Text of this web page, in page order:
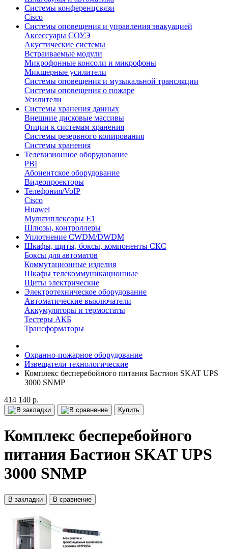
Системы конференцсвязи
Cisco
Системы оповещения и управления эвакуацией
Аксессуары СОУЭ
Акустические системы
Встраиваемые модули
Микрофонные консоли и микрофоны
Микшерные усилители
Системы оповещения и музыкальной трансляции
Системы оповещения о пожаре
Усилители
Системы хранения данных
Внешние дисковые массивы
Опции к системам хранения
Системы резервного копирования
Системы хранения
Телевизионное оборудование
PBI
Абонентское оборудование
Видеопроекторы
Телефония/VoIP
Cisco
Huawei
Мультиплексоры E1
Шлюзы, контроллеры
Уплотнение CWDM/DWDM
Шкафы, щиты, боксы, компоненты СКС
Боксы для автоматов
Коммутационные изделия
Шкафы телекоммуникационные
Щиты электрические
Электротехническое оборудование
Автоматические выключатели
Аккумуляторы и термостаты
Тестеры АКБ
Трансформаторы
Охранно-пожарное оборудование
Извещатели технологические
Комплекс бесперебойного питания Бастион SKAT UPS
3000 SNMP
414 140 р.
Купить
Комплекс бесперебойного
питания Бастион SKAT UPS
3000 SNMP
В закладки В сравнение